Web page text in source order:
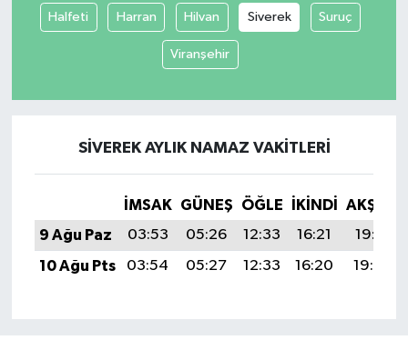
Halfeti Harran Hilvan Siverek Suruç
Viranşehir
SIVEREK AYLIK NAMAZ VAKITLERI
İMSAK GÜNEŞ ÖĞLE İKINDI
AKŞAM
9 Ağu Paz
03:53 05:26 12:33 16:21
19:31
10 Ağu Pts
03:54 05:27 12:33 16:20 19:30